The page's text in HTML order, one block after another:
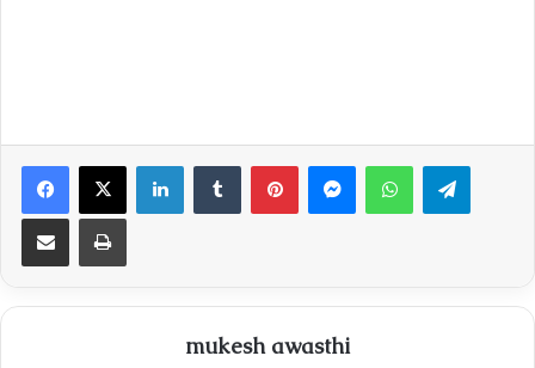
Facebook
X LinkedInTumblr PinterestMessengerWhatsApp
Share via Email Print
mukesh awasthi